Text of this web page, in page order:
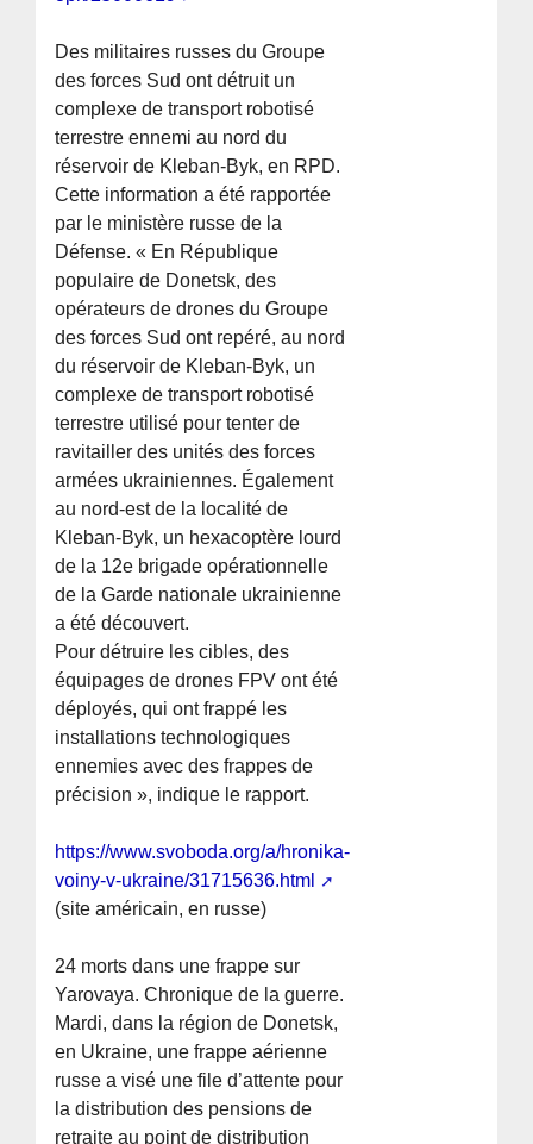
Des militaires russes du Groupe
des forces Sud ont détruit un
complexe de transport robotisé
terrestre ennemi au nord du
réservoir de Kleban-Byk, en RPD.
Cette information a été rapportée
par le ministère russe de la
Défense. « En République
populaire de Donetsk, des
opérateurs de drones du Groupe
des forces Sud ont repéré, au nord
du réservoir de Kleban-Byk, un
complexe de transport robotisé
terrestre utilisé pour tenter de
ravitailler des unités des forces
armées ukrainiennes. Également
au nord-est de la localité de
Kleban-Byk, un hexacoptère lourd
de la 12e brigade opérationnelle
de la Garde nationale ukrainienne
a été découvert.
Pour détruire les cibles, des
équipages de drones FPV ont été
déployés, qui ont frappé les
installations technologiques
ennemies avec des frappes de
précision », indique le rapport.
https://www.svoboda.org/a/hronika-
voiny-v-ukraine/31715636.html
(site américain, en russe)
24 morts dans une frappe sur
Yarovaya. Chronique de la guerre.
Mardi, dans la région de Donetsk,
en Ukraine, une frappe aérienne
russe a visé une file d’attente pour
la distribution des pensions de
retraite au point de distribution